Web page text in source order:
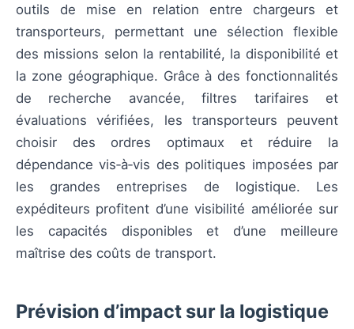
outils de mise en relation entre chargeurs et
transporteurs, permettant une sélection flexible
des missions selon la rentabilité, la disponibilité et
la zone géographique. Grâce à des fonctionnalités
de recherche avancée, filtres tarifaires et
évaluations vérifiées, les transporteurs peuvent
choisir des ordres optimaux et réduire la
dépendance vis‑à‑vis des politiques imposées par
les grandes entreprises de logistique. Les
expéditeurs profitent d’une visibilité améliorée sur
les capacités disponibles et d’une meilleure
maîtrise des coûts de transport.
Prévision d’impact sur la logistique